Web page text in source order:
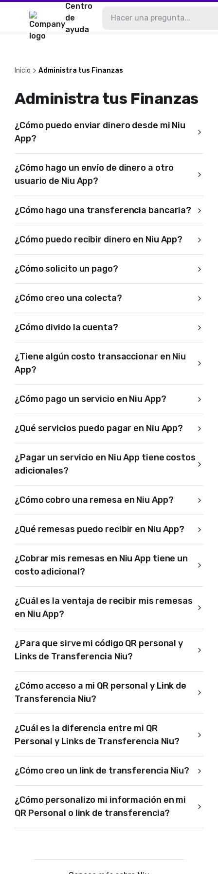
Centro
de
ayuda
Inicio Administra tus Finanzas
Administra tus Finanzas
¿Cómo puedo enviar dinero desde mi Niu
App?
¿Cómo hago un envío de dinero a otro
usuario de Niu App?
¿Cómo hago una transferencia bancaria?
¿Cómo puedo recibir dinero en Niu App?
¿Cómo solicito un pago?
¿Cómo creo una colecta?
¿Cómo divido la cuenta?
¿Tiene algún costo transaccionar en Niu
App?
¿Cómo pago un servicio en Niu App?
¿Qué servicios puedo pagar en Niu App?
¿Pagar un servicio en Niu App tiene costos
adicionales?
¿Cómo cobro una remesa en Niu App?
¿Qué remesas puedo recibir en Niu App?
¿Cobrar mis remesas en Niu App tiene un
costo adicional?
¿Cuál es la ventaja de recibir mis remesas
en Niu App?
¿Para que sirve mi código QR personal y
Links de Transferencia Niu?
¿Cómo acceso a mi QR personal y Link de
Transferencia Niu?
¿Cuál es la diferencia entre mi QR
Personal y Links de Transferencia Niu?
¿Cómo creo un link de transferencia Niu?
¿Cómo personalizo mi información en mi
QR Personal o link de transferencia?